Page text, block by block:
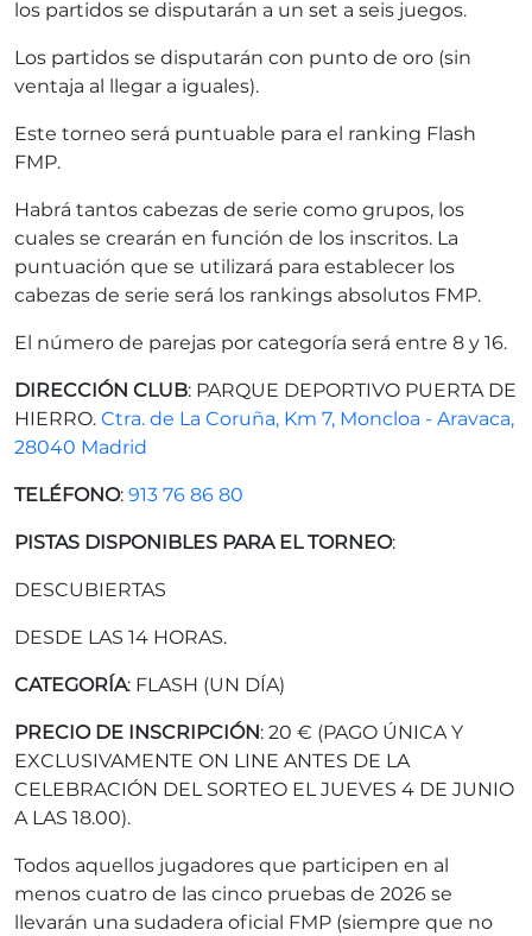
los partidos se disputarán a un set a seis juegos.
Los partidos se disputarán con punto de oro (sin
ventaja al llegar a iguales).
Este torneo será puntuable para el ranking Flash
FMP.
Habrá tantos cabezas de serie como grupos, los
cuales se crearán en función de los inscritos. La
puntuación que se utilizará para establecer los
cabezas de serie será los rankings absolutos FMP.
El número de parejas por categoría será entre 8 y 16.
DIRECCIÓN CLUB: PARQUE DEPORTIVO PUERTA DE
HIERRO. Ctra. de La Coruña, Km 7, Moncloa - Aravaca,
28040 Madrid
TELÉFONO: 913 76 86 80
PISTAS DISPONIBLES PARA EL TORNEO:
DESCUBIERTAS
DESDE LAS 14 HORAS.
CATEGORÍA: FLASH (UN DÍA)
PRECIO DE INSCRIPCIÓN: 20 € (PAGO ÚNICA Y
EXCLUSIVAMENTE ON LINE ANTES DE LA
CELEBRACIÓN DEL SORTEO EL JUEVES 4 DE JUNIO
A LAS 18.00).
Todos aquellos jugadores que participen en al
menos cuatro de las cinco pruebas de 2026 se
llevarán una sudadera oficial FMP (siempre que no